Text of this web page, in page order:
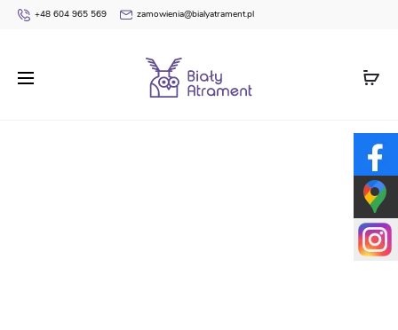
+48 604 965 569 zamowienia@bialyatrament.pl
Pudełka prezentowe dla dzieci
prezentowe dla przedszkolaka / ucznia / Tyta pierwszoklasisty